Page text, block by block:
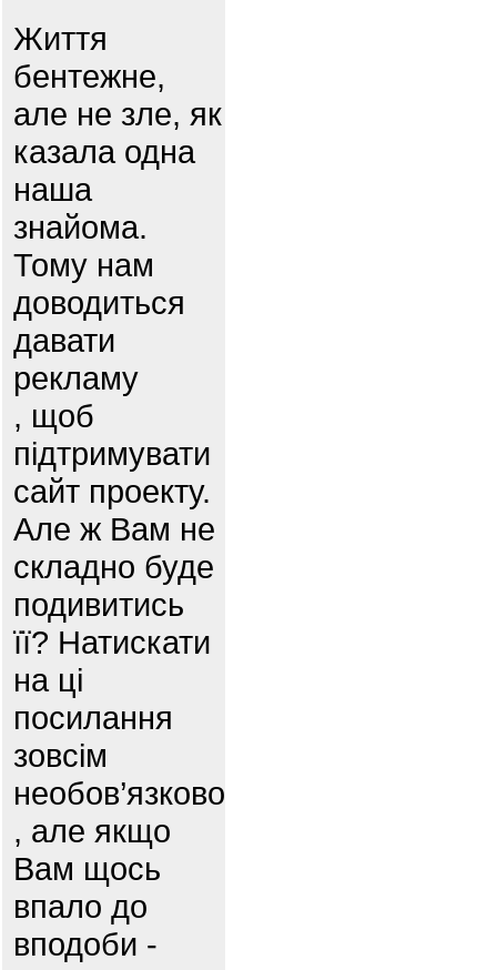
Життя
бентежне,
але не зле, як
казала одна
наша
знайома.
Тому нам
доводиться
давати
рекламу
, щоб
підтримувати
сайт проекту.
Але ж Вам не
складно буде
подивитись
її? Натискати
на ці
посилання
зовсім
необов’язково
, але якщо
Вам щось
впало до
вподоби -